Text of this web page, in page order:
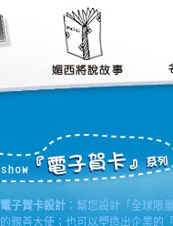
電子賀卡設計 ：幫您設計「全球限
的親善大使；也可以塑造出企業的